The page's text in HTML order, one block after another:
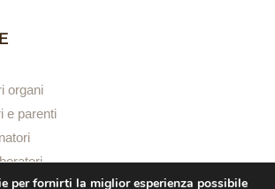
organi
e parenti
per fornirti la miglior esperienza possibile